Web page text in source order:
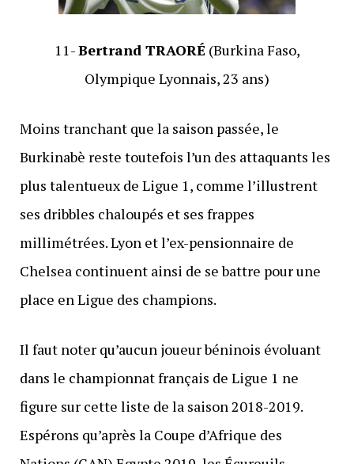
11-Bertrand TRAORÉ (Burkina Faso,
Olympique Lyonnais, 23 ans)
Moins tranchant que la saison passée, le
Burkinabè reste toutefois l’un des attaquants les
plus talentueux de Ligue 1, comme l’illustrent
ses dribbles chaloupés et ses frappes
millimétrées. Lyon et l’ex-pensionnaire de
Chelsea continuent ainsi de se battre pour une
place en Ligue des champions.
Il faut noter qu’aucun joueur béninois évoluant
dans le championnat français de Ligue 1 ne
figure sur cette liste de la saison 2018-2019.
Espérons qu’après la Coupe d’Afrique des